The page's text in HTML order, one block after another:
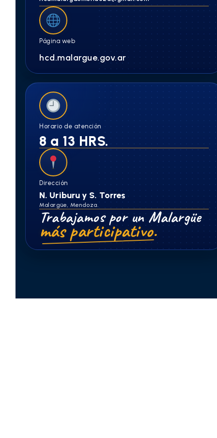
Página web
hcd.malargue.gov.ar
Horario de atención
8 a 13 HRS.
Dirección
N. Uriburu y S. Torres
Malargüe, Mendoza.
Trabajamos por un Malargüe
más participativo.